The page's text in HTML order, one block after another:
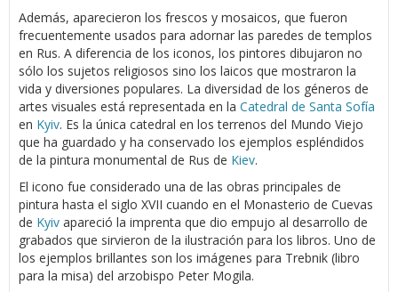
Además, aparecieron los frescos y mosaicos, que fueron
frecuentemente usados para adornar las paredes de templos
en Rus. A diferencia de los iconos, los pintores dibujaron no
sólo los sujetos religiosos sino los laicos que mostraron la
vida y diversiones populares. La diversidad de los géneros de
artes visuales está representada en la Catedral de Santa Sofía
en Kyiv. Es la única catedral en los terrenos del Mundo Viejo
que ha guardado y ha conservado los ejemplos espléndidos
de la pintura monumental de Rus de Kiev.
El icono fue considerado una de las obras principales de
pintura hasta el siglo XVII cuando en el Monasterio de Cuevas
de Kyiv apareció la imprenta que dio empujo al desarrollo de
grabados que sirvieron de la ilustración para los libros. Uno de
los ejemplos brillantes son los imágenes para Trebnik (libro
para la misa) del arzobispo Peter Mogila.